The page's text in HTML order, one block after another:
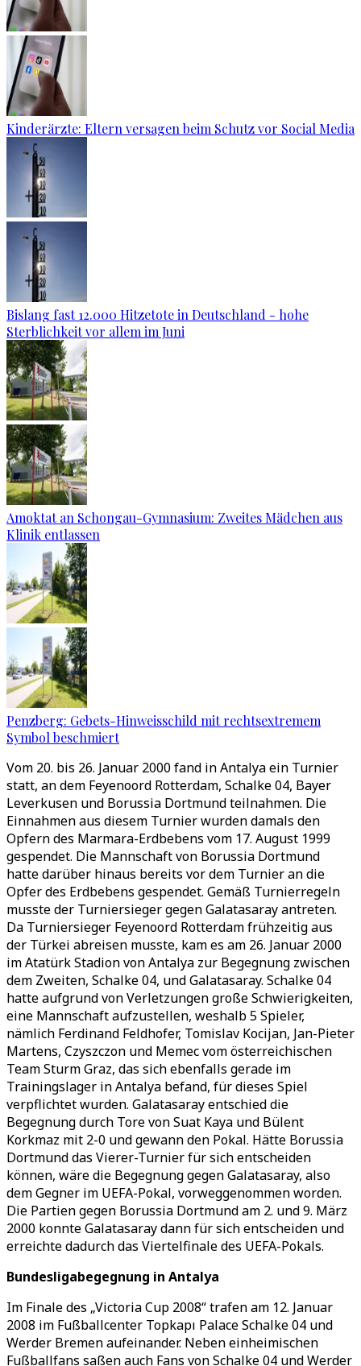
Kinderärzte: Eltern versagen beim Schutz vor Social Media
Bislang fast 12.000 Hitzetote in Deutschland - hohe
Sterblichkeit vor allem im Juni
Amoktat an Schongau-Gymnasium: Zweites Mädchen aus
Klinik entlassen
Penzberg: Gebets-Hinweisschild mit rechtsextremem
Symbol beschmiert
Vom 20. bis 26. Januar 2000 fand in Antalya ein Turnier
statt, an dem Feyenoord Rotterdam, Schalke 04, Bayer
Leverkusen und Borussia Dortmund teilnahmen. Die
Einnahmen aus diesem Turnier wurden damals den
Opfern des Marmara-Erdbebens vom 17. August 1999
gespendet. Die Mannschaft von Borussia Dortmund
hatte darüber hinaus bereits vor dem Turnier an die
Opfer des Erdbebens gespendet. Gemäß Turnierregeln
musste der Turniersieger gegen Galatasaray antreten.
Da Turniersieger Feyenoord Rotterdam frühzeitig aus
der Türkei abreisen musste, kam es am 26. Januar 2000
im Atatürk Stadion von Antalya zur Begegnung zwischen
dem Zweiten, Schalke 04, und Galatasaray. Schalke 04
hatte aufgrund von Verletzungen große Schwierigkeiten,
eine Mannschaft aufzustellen, weshalb 5 Spieler,
nämlich Ferdinand Feldhofer, Tomislav Kocijan, Jan-Pieter
Martens, Czyszczon und Memec vom österreichischen
Team Sturm Graz, das sich ebenfalls gerade im
Trainingslager in Antalya befand, für dieses Spiel
verpflichtet wurden. Galatasaray entschied die
Begegnung durch Tore von Suat Kaya und Bülent
Korkmaz mit 2-0 und gewann den Pokal. Hätte Borussia
Dortmund das Vierer-Turnier für sich entscheiden
können, wäre die Begegnung gegen Galatasaray, also
dem Gegner im UEFA-Pokal, vorweggenommen worden.
Die Partien gegen Borussia Dortmund am 2. und 9. März
2000 konnte Galatasaray dann für sich entscheiden und
erreichte dadurch das Viertelfinale des UEFA-Pokals.
Bundesligabegegnung in Antalya
Im Finale des „Victoria Cup 2008“ trafen am 12. Januar
2008 im Fußballcenter Topkapı Palace Schalke 04 und
Werder Bremen aufeinander. Neben einheimischen
Fußballfans saßen auch Fans von Schalke 04 und Werder